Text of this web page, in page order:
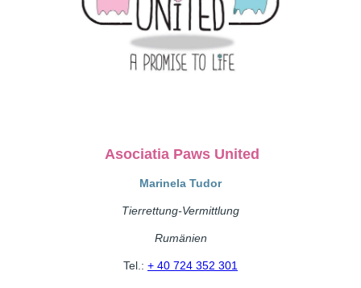
Asociatia Paws United
Marinela Tudor
Tierrettung-Vermittlung
Rumänien
Tel.: + 40 724 352 301